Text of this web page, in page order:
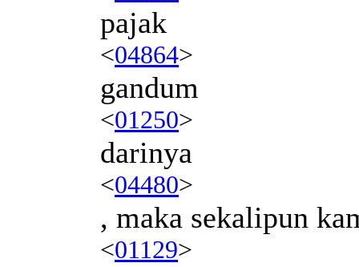
pajak
<04864>
gandum
<01250>
darinya
<04480>
, maka sekalipun
<01129>